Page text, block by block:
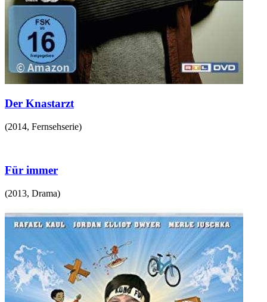
Der Knastarzt
(2014, Fernsehserie)
Für immer
(2013, Drama)